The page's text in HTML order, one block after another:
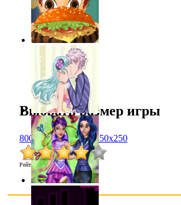
Выбрать размер игры
800x600 1024x768 450x250
Рейтинг :3.9/101